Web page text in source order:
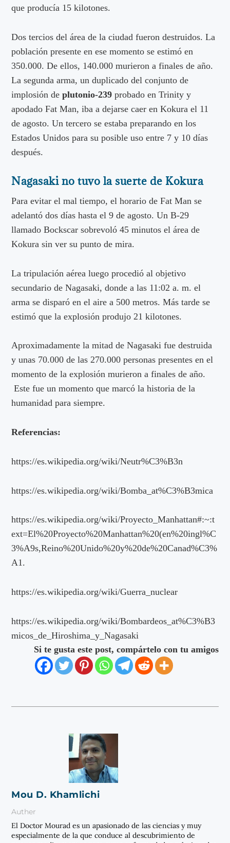
que producía 15 kilotones.
Dos tercios del área de la ciudad fueron destruidos. La
población presente en ese momento se estimó en
350.000. De ellos, 140.000 murieron a finales de año.
La segunda arma, un duplicado del conjunto de
implosión deplutonio-239 probado en Trinity y
apodado Fat Man, iba a dejarse caer en Kokura el 11
de agosto. Un tercero se estaba preparando en los
Estados Unidos para su posible uso entre 7 y 10 días
después.
Nagasaki no tuvo la suerte de Kokura
Para evitar el mal tiempo, el horario de Fat Man se
adelantó dos días hasta el 9 de agosto. Un B-29
llamado Bockscar sobrevoló 45 minutos el área de
Kokura sin ver su punto de mira.
La tripulación aérea luego procedió al objetivo
secundario de Nagasaki, donde a las 11:02 a. m. el
arma se disparó en el aire a 500 metros. Más tarde se
estimó que la explosión produjo 21 kilotones.
Aproximadamente la mitad de Nagasaki fue destruida
y unas 70.000 de las 270.000 personas presentes en el
momento de la explosión murieron a finales de año.
Este fue un momento que marcó la historia de la
humanidad para siempre.
Referencias:
https://es.wikipedia.org/wiki/Neutr%C3%B3n
https://es.wikipedia.org/wiki/Bomba_at%C3%B3mica
https://es.wikipedia.org/wiki/Proyecto_Manhattan#:~:t
ext=El%20Proyecto%20Manhattan%20(en%20ingl%C
3%A9s,Reino%20Unido%20y%20de%20Canad%C3%
A1.
https://es.wikipedia.org/wiki/Guerra_nuclear
https://es.wikipedia.org/wiki/Bombardeos_at%C3%B3
micos_de_Hiroshima_y_Nagasaki
Si te gusta este post, compártelo con tu amigos
Mou D. Khamlichi
Auther
El Doctor Mourad es un apasionado de las ciencias y muy
especialmente de la que conduce al descubrimiento de